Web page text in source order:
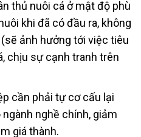
thủ nuôi cá ở mật độ phù
khi đã có đầu ra, không
ảnh hưởng tới việc tiêu
chịu sự cạnh tranh trên
cần phải tự cơ cấu lại
nghề chính, giảm
giá thành.